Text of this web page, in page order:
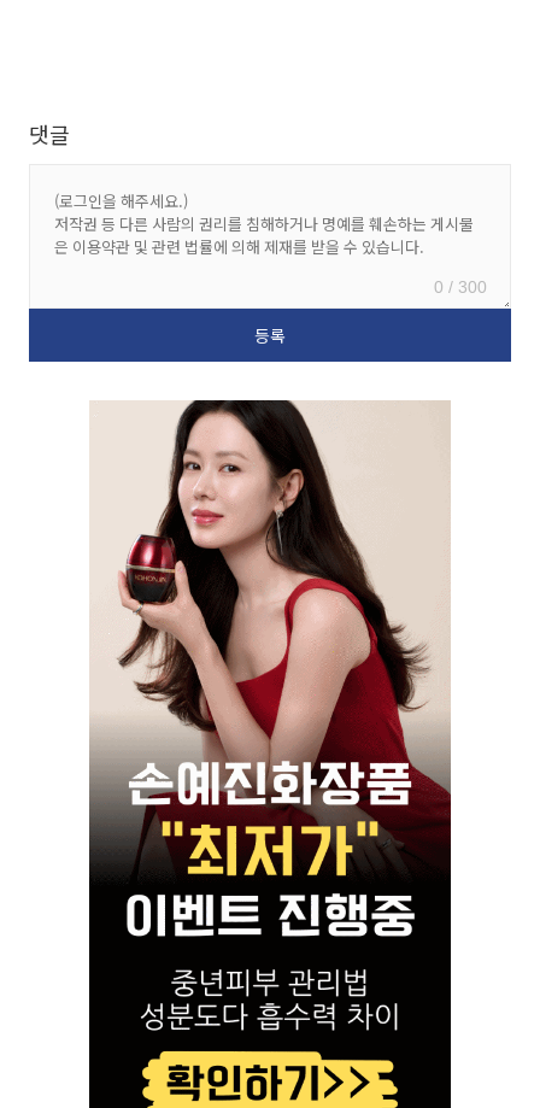
댓글
0 / 300